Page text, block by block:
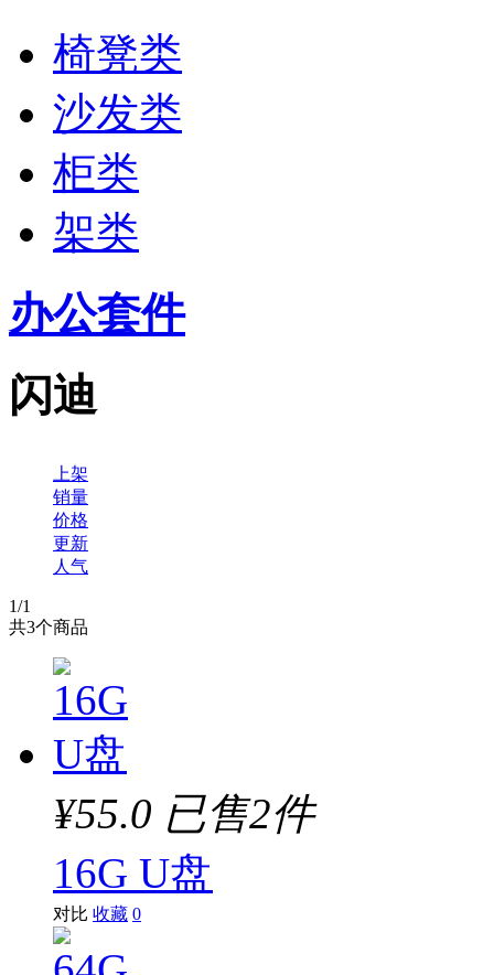
椅凳类
沙发类
柜类
架类
办公套件
闪迪
上架
销量
价格
更新
人气
1/1
共3个商品
¥55.0 已售2件
16G U盘
对比 收藏 0